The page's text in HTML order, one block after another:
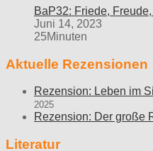
BaP32: Friede,
Juni 14, 2023
25Minuten
Aktuelle Rezensionen
Rezension: Leben im
2025
Rezension: Der große
Literatur